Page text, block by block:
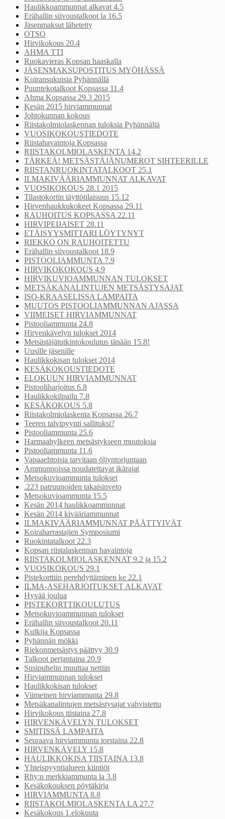
Haulikkoammunnat alkavat 4.5
Erähallin siivoustalkoot la 16.5
Jäsenmaksut lähetetty
OTSO
Hirvikokous 20.4
AHMA TTI
Ruokavieras Kopsan haaskalla
JÄSENMAKSUPOSTITUS MYÖHÄSSÄ
Koiransukuisia Pyhännällä
Puuntekotalkoot Kopsassa 11.4
Ahma Kopsassa 29.3 2015
Kesän 2015 hirviammunnat
Johtokunnan kokous
Riistakolmiolaskennan tuloksia Pyhännältä
VUOSIKOKOUSTIEDOTE
Riistahavaintoja Kopsassa
RIISTAKOLMIOLASKENTA 14.2
TÄRKEÄ! METSÄSTÄJÄNUMEROT SIHTEERILLE
RIISTANRUOKINTATALKOOT 25.1
ILMAKIVÄÄRIAMMUNNAT ALKAVAT
VUOSIKOKOUS 28.1 2015
Tilastokortin täyttötilaisuus 15.12
Hirvenhaukkukokeet Kopsassa 29.11
RAUHOITUS KOPSASSA 22.11
HIRVIPEIJAISET 28.11
ETÄISYYSMITTARI LÖYTYNYT
RIEKKO ON RAUHOITETTU
Erähallin siivoustalkoot 18.9
PISTOOLIAMMUNTA 7.9
HIRVIKOKOKOUS 4.9
HIRVIKUVIOAMMUNNAN TULOKSET
METSÄKANALINTUJEN METSÄSTYSAJAT
ISO-KRAASELISSA LAMPAITA
MUUTOS PISTOOLIAMMUNNAN AJASSA
VIIMEISET HIRVIAMMUNNAT
Pistooliammunta 24.8
Hirvenkävelyn tulokset 2014
Metsästäjätutkintokoulutus tänään 15.8!
Uusille jäsenille
Haulikkokisan tulokset 2014
KESÄKOKOUSTIEDOTE
ELOKUUN HIRVIAMMUNNAT
Pistooliharjoitus 6.8
Haulikkokilpailu 7.8
KESÄKOKOUS 5.8
Riistakolmiolaskenta Kopsassa 26.7
Teeren talvipyynti sallituksi?
Pistooliammunta 25.6
Harmaahylkeen metsästykseen muutoksia
Pistooliammunta 11.6
Vapaaehtoisia tarvitaan öljyntorjuntaan
Ammunnoissa noudatettavat ikärajat
Metsokuvioammunta tulokset
.223 patruunoiden takaisinveto
Metsokuvioammunta 15.5
Kesän 2014 haulikkoammunnat
Kesän 2014 kivääriammunnat
ILMAKIVÄÄRIAMMUNNAT PÄÄTTYIVÄT
Koiraharrastajien Symposiumi
Ruokintatalkoot 22.3
Kopsan riistalaskennan havaintoja
RIISTAKOLMIOLASKENNAT 9.2 ja 15.2
VUOSIKOKOUS 29.1
Pistekorttiin perehdyttäminen ke 22.1
ILMA-ASEHARJOITUKSET ALKAVAT
Hyvää joulua
PISTEKORTTIKOULUTUS
Metsokuvioammunnan tulokset
Erähallin siivoustalkoot 20.11
Kulkija Kopsassa
Pyhännän mökki
Riekonmetsästys päättyy 30.9
Talkoot perjantaina 20.9
Susipuhelin muuttaa nettiin
Hirviammunnan tulokset
Haulikkokisan tulokset
Viimeinen hirviammunta 29.8
Metsäkanalintujen metsästysajat vahvistettu
Hirvikokous tiistaina 27.8
HIRVENKÄVELYN TULOKSET
SMITISSÄ LAMPAITA
Seuraava hirviammunta torstaina 22.8
HIRVENKÄVELY 15.8
HAULIKKOKISA TIISTAINA 13.8
Yhteispyyntialueen kiintiöt
Rhy:n merkkiammunta la 3.8
Kesäkokouksen pöytäkirja
HIRVIAMMUNTA 8.8
RIISTAKOLMIOLASKENTA LA 27.7
Kesäkokous 1.elokuuta